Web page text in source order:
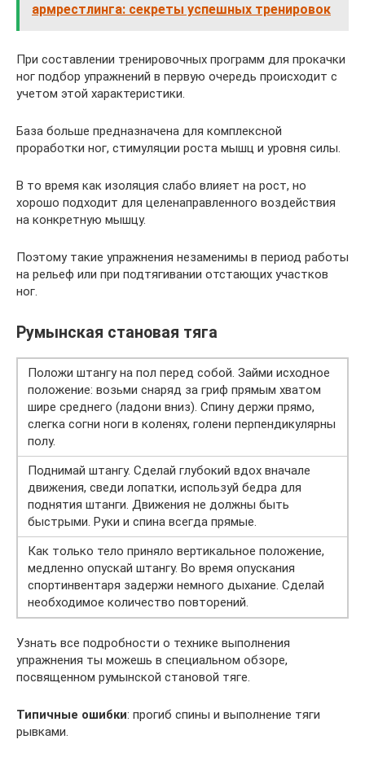
армрестлинга: секреты успешных тренировок
При составлении тренировочных программ для прокачки
ног подбор упражнений в первую очередь происходит с
учетом этой характеристики.
База больше предназначена для комплексной
проработки ног, стимуляции роста мышц и уровня силы.
В то время как изоляция слабо влияет на рост, но
хорошо подходит для целенаправленного воздействия
на конкретную мышцу.
Поэтому такие упражнения незаменимы в период работы
на рельеф или при подтягивании отстающих участков
ног.
Румынская становая тяга
Положи штангу на пол перед собой. Займи исходное
положение: возьми снаряд за гриф прямым хватом
шире среднего (ладони вниз). Спину держи прямо,
слегка согни ноги в коленях, голени перпендикулярны
полу.
Поднимай штангу. Сделай глубокий вдох вначале
движения, сведи лопатки, используй бедра для
поднятия штанги. Движения не должны быть
быстрыми. Руки и спина всегда прямые.
Как только тело приняло вертикальное положение,
медленно опускай штангу. Во время опускания
спортинвентаря задержи немного дыхание. Сделай
необходимое количество повторений.
Узнать все подробности о технике выполнения
упражнения ты можешь в специальном обзоре,
посвященном румынской становой тяге.
Типичные ошибки: прогиб спины и выполнение тяги
рывками.